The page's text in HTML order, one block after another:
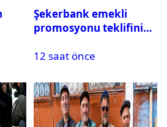
Şekerbank emekli
promosyonu teklifini
TL ödüyor!
12 saat önce